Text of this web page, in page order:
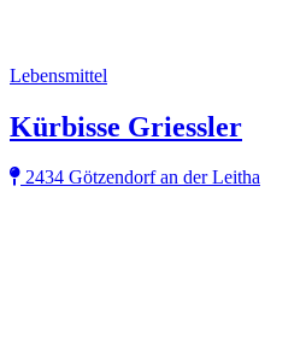
Lebensmittel
Kürbisse Griessler
2434 Götzendorf an der Leitha